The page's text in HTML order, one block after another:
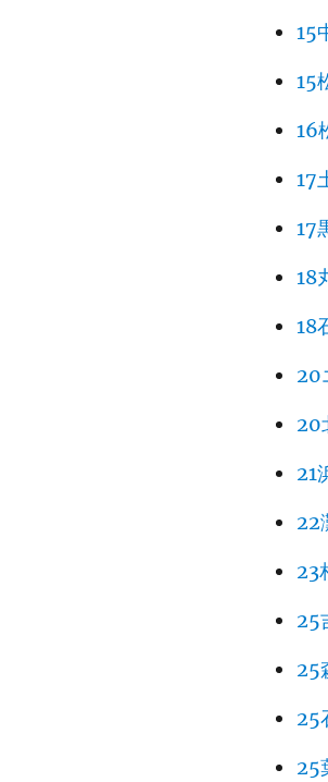
15
15
16
17
17
18
18
20
20
21
22
23
25
25
25
25